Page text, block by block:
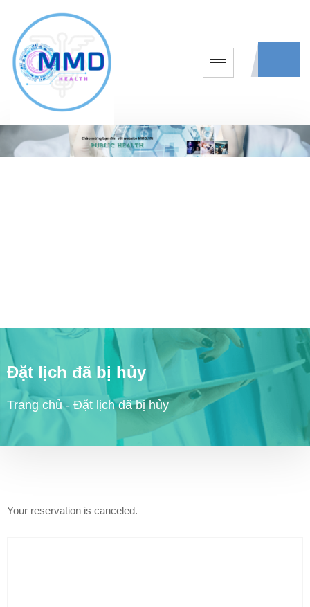
Đặt lịch đã bị hủy
Trang chủ - Đặt lịch đã bị hủy
Your reservation is canceled.